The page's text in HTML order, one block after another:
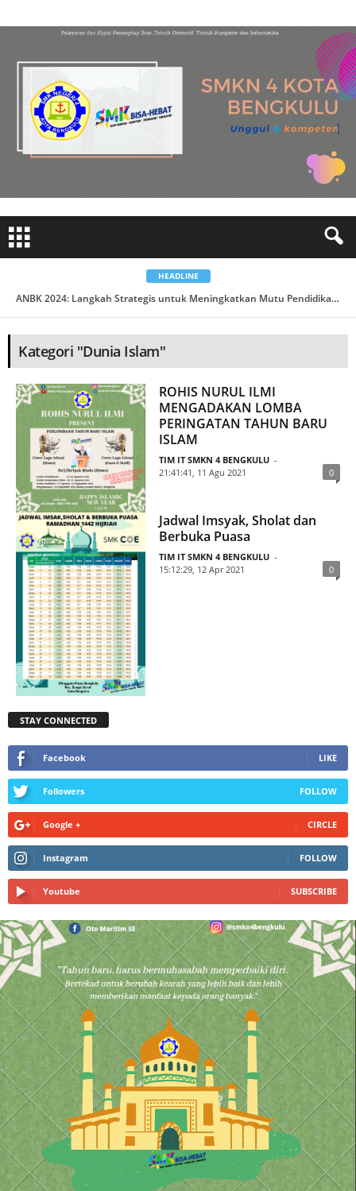
HEADLINE
Pisah Sambut Kepala Sekolah Dr PAIDI M. TPd ...
Kategori "Dunia Islam"
ROHIS NURUL ILMI
MENGADAKAN LOMBA
PERINGATAN TAHUN BARU
ISLAM
TIM IT SMKN 4 BENGKULU -
21:41:41, 11 Agu 2021
0
Jadwal Imsyak, Sholat dan
Berbuka Puasa
TIM IT SMKN 4 BENGKULU -
15:12:29, 12 Apr 2021
0
STAY CONNECTED
Facebook LIKE
Followers FOLLOW
Google + CIRCLE
Instagram FOLLOW
Youtube SUBSCRIBE